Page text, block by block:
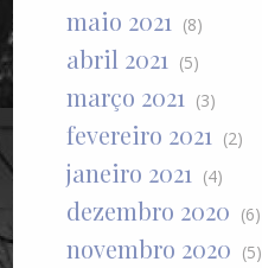
maio 2021 (8)
abril 2021 (5)
março 2021 (3)
fevereiro 2021 (2)
janeiro 2021 (4)
dezembro 2020 (6)
novembro 2020 (5)